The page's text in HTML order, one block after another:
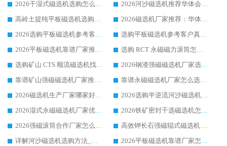
2026干湿式磁选机选购怎么选?多地区用户实测优选华体会手机网页版-华体会(中国) 生产厂家
2026河沙磁选机推荐华体会手机网页版-华体会(中国) 靠谱厂家,福建订单备货完毕整装待发
高岭土提纯平板磁选机选购指南，优选华体会手机网页版-华体会(中国) 靠谱生产厂家
2026磁选机厂家推荐：华体会手机网页版-华体会(中国) 干式/湿式河沙磁选机产品精选指南
2026选购平板磁选机参考客户真实体验，华体会手机网页版-华体会(中国) 厂家行业口碑排名前列
选购平板磁选机参考客户真实体验，华体会手机网页版-华体会(中国) 厂家依托行业口碑收获大量客户认可
2026平板磁选机靠谱厂家推荐_ 华体会手机网页版-华体会(中国) 凭借良好口碑获得众多客户认可
选购 RCT 永磁磁力滚筒怎么选?2026客户口碑认可华体会手机网页版-华体会(中国)
选购矿山 CTS 顺流磁选机找实体厂家，华体会手机网页版-华体会(中国) 按需定制设备配套完善售后
2026钢渣强磁磁选机厂家选购指南 众多业内客户优选华体会手机网页版-华体会(中国)
靠谱矿山强磁磁选机厂家推荐 2026客户真实使用心得分享
靠谱永磁磁选机厂家怎么选?福建客户真实体验分享华体会手机网页版-华体会(中国) 品牌
2026磁选机生产厂家哪家好?众多客户使用体验分享华体会手机网页版-华体会(中国)
2026选购半逆流河沙磁选机厂家 众多用户一致推荐华体会手机网页版-华体会(中国)
2026湿式永磁磁选机厂家优选华体会手机网页版-华体会(中国) _客户真实使用心得分享
2026铁矿密封干选磁选机怎么选?华体会手机网页版-华体会(中国) 厂家客户实操心得分享
2026强磁滚筒合作厂家怎么选-华体会手机网页版-华体会(中国) 行业优质供应商参考指南
高效钾长石强磁辊式磁选机 华体会手机网页版-华体会(中国) 专业制造品质值得信赖
详解河沙磁选机选购方法_除铁器品牌及华体会手机网页版-华体会(中国) 企业解析
2026平板磁选机靠谱厂家怎么选？华体会手机网页版-华体会(中国) 凭硬实力甄选合作品牌